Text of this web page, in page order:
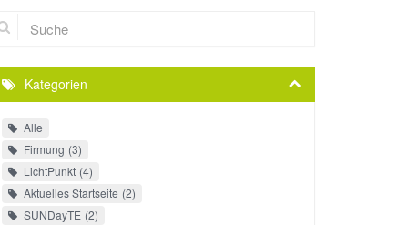
Kategorien
Alle
Firmung 3
LichtPunkt 4
Aktuelles Startseite 2
SUNDayTE 2